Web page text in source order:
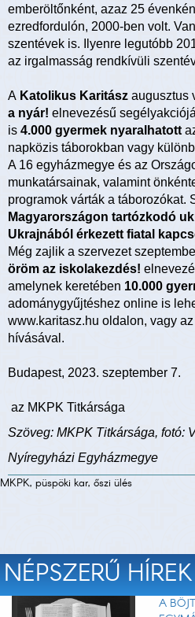
emberöltőnként, azaz 25
ezredfordulón, 2000-ben volt.
szentévek is. Ilyenre legutóbb
az irgalmasság rendkívüli
A Katolikus Karitász augusztus
a nyár! elnevezésű
is 4.000 gyermek nyaralhatott
napközis táborokban vagy
A 16 egyházmegye és az
munkatársainak, valamint
programok várták a táborozókat.
Magyarországon tartózkodó
Ukrajnából érkezett fiatal
Még zajlik a szervezet
öröm az iskolakezdés!
amelynek keretében 10.000
adománygyűjtéshez online is
www.karitasz.hu oldalon, vagy
hívásával.
Budapest, 2023. szeptember 7.
az MKPK Titkársága
Szöveg: MKPK Titkársága, fotó:
Nyíregyházi Egyházmegye
MKPK, püspöki kar, őszi ülés
NÉPSZERŰ HÍREK
A